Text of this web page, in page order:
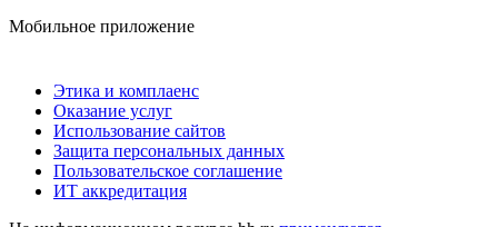
Мобильное приложение
Этика и комплаенс
Оказание услуг
Использование сайтов
Защита персональных данных
Пользовательское соглашение
ИТ аккредитация